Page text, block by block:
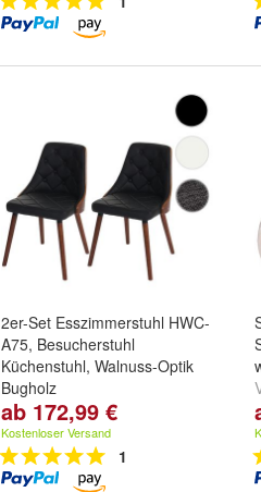
2er-Set Esszimmerstuhl HWC-
A75, Besucherstuhl
Küchenstuhl, Walnuss-Optik
Bugholz
Variante:Kunstleder schwarz
Kunstleder creme
undweitere ...
ab 172,99 €
Kostenloser Versand
1